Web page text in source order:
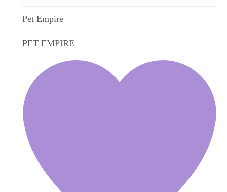
Pet Empire
PET EMPIRE